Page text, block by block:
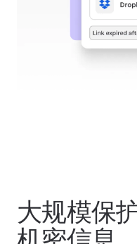
大规模保